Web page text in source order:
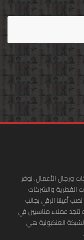
ورجال الأعمال. نوفر
القطرية والشركات
أعيننا الرقي بجانب
لتجد عملاء مناسبين في
العنكبونية هي